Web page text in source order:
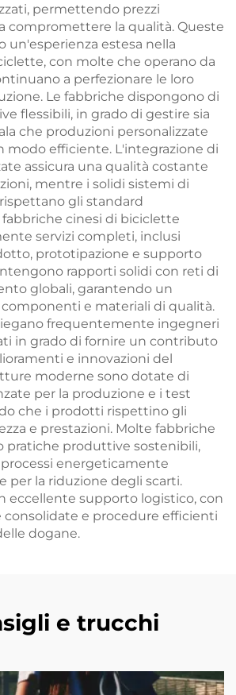
permettendo prezzi
compromettere la qualità. Queste
un'esperienza estesa nella
con molte che operano da
a perfezionare le loro
Le fabbriche dispongono di
flessibili, in grado di gestire sia
che produzioni personalizzate
modo efficiente. L'integrazione di
assicura una qualità costante
mentre i solidi sistemi di
gli standard
fabbriche cinesi di biciclette
servizi completi, inclusi
prototipazione e supporto
rapporti solidi con reti di
globali, garantendo un
componenti e materiali di qualità.
frequentemente ingegneri
in grado di fornire un contributo
e innovazioni del
moderne sono dotate di
per la produzione e i test
che i prodotti rispettino gli
e prestazioni. Molte fabbriche
pratiche produttive sostenibili,
energeticamente
per la riduzione degli scarti.
eccellente supporto logistico, con
consolidate e procedure efficienti
dogane.
e trucchi